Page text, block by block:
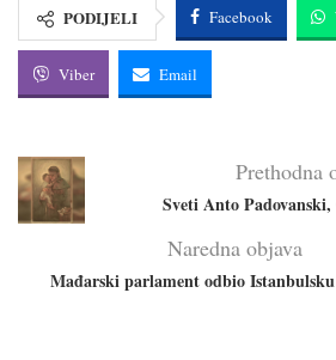
PODIJELI Facebook
Viber Email
Prethodna
Sveti Anto
Naredna objava
Mađarski parlament odbio